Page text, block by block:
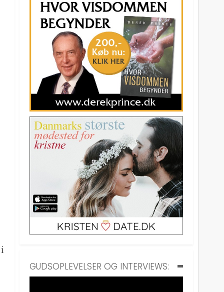
GUDSOPLEVELSER OG INTERVIEWS: